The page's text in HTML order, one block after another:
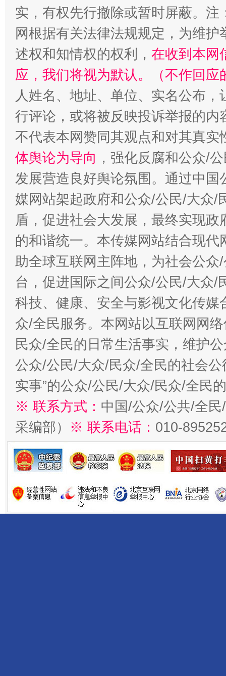
实，有权先行撤除或暂时屏蔽。
网根据有关法律法规规定，为维
述权和知情权的权利， 在收到本网
应，我们将视为默认。（不作回应
人姓名、地址、单位、实名公布
行评论，或将被反映投诉举报的
不代表本网赞同其观点和对其真实
体舆论为导向 ，强化反腐和公众/
发展营造良好舆论氛围。通过中
媒网站架起政府和公众/公民/大众/
盾，促进社会大发展，最终实现
的和谐统一。本传媒网站结合现
助全球互联网主阵地，为社会公
台，促进国际之间公众/公民/大众/
科技、健康、安全与影视文化传
众/全民服务。本网站以互联网网
民众/全民的日常生活事实，维护
公众/公民/大众/民众/全民的社会公
实事”的公众/公民/大众/民众/全民
※ 联系方式： 中国/公众/公共/全
采编部） ※ 联系电话： 010-